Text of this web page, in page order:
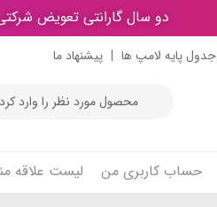
دو سال گارانتی تعویض
جدول پایه لامپ ها پیشنهاد ما
search
حساب کاربری من لیست علاقه